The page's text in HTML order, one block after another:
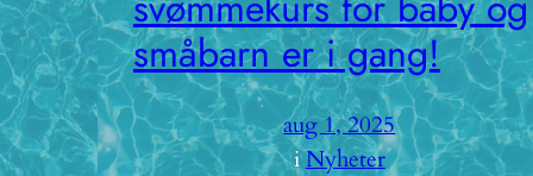
småbarn er i gang!
aug 1, 2025
iNyheter